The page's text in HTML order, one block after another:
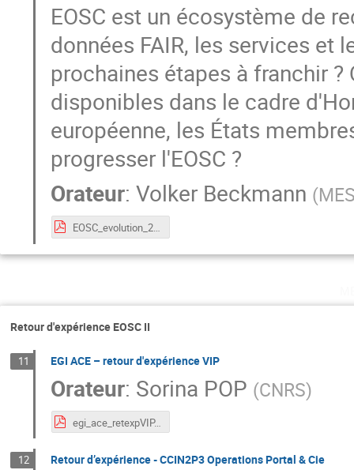
EOSC est un écosystème de
données FAIR, les services et
prochaines étapes à franchir
disponibles dans le cadre
européenne, les États
progresser l'EOSC ?
Orateur:Volker Beckmann (
EOSC_evolution_20230124.pdf
Retour d'expérience EOSC II
11 EGI ACE – retour d'expérience VIP
Orateur: Sorina POP (CNRS)
egi_ace_retexpVIP.pdf
12 Retour d’expérience - CCIN2P3 Operations Portal & Cie